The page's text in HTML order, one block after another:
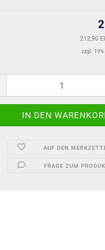
212,90
zzgl.
AUF DEN
FRAGE ZUM